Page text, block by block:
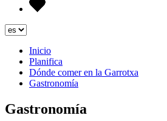
Inicio
Planifica
Dónde comer en la Garrotxa
Gastronomía
Gastronomía